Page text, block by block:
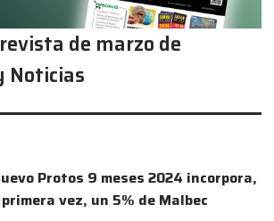
Protos 9 meses 2024 incorpora,
vez, un 5% de Malbec
de marzo de
Noticias